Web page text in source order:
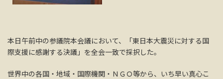
本日午前中の参議院本会議において、「東日本大震災に対する国
際支援に感謝する決議」を全会一致で採択した。
世界中の各国・地域・国際機関・ＮＧＯ等から、いち早い真心こ